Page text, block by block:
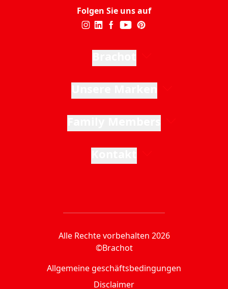
Folgen Sie uns auf
Alle Rechte vorbehalten 2026
©Brachot
Allgemeine geschäftsbedingungen
Disclaimer